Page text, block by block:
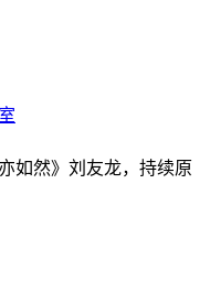
如然》刘友龙，持续原